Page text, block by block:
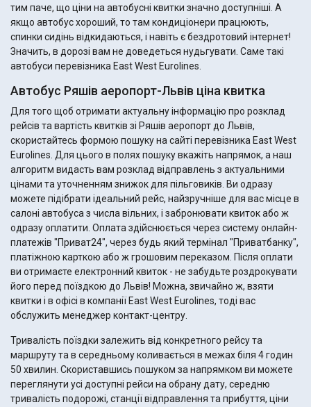
тим паче, що ціни на автобусні квитки значно доступніші. А
якщо автобус хороший, то там кондиціонери працюють,
спинки сидінь відкидаються, і навіть є бездротовий інтернет!
Значить, в дорозі вам не доведеться нудьгувати. Саме такі
автобуси перевізника East West Eurolines.
Автобус Ряшів аеропорт-Львів ціна квитка
Для того щоб отримати актуальну інформацію про розклад
рейсів та вартість квитків зі Ряшів аеропорт до Львів,
скористайтесь формою пошуку на сайті перевізника East West
Eurolines. Для цього в полях пошуку вкажіть напрямок, а наш
алгоритм видасть вам розклад відправлень з актуальними
цінами та уточненням знижок для пільговиків. Ви одразу
можете підібрати ідеальний рейс, найзручніше для вас місце в
салоні автобуса з числа вільних, і забронювати квиток або ж
одразу оплатити. Оплата здійснюється через систему онлайн-
платежів "Приват24", через будь який термінал "Приватбанку",
платіжною карткою або ж грошовим переказом. Після оплати
ви отримаєте електронний квиток - не забудьте роздрокувати
його перед поїздкою до Львів! Можна, звичайно ж, взяти
квитки і в офісі в компанії East West Eurolines, тоді вас
обслужить менеджер контакт-центру.
Тривалість поїздки залежить від конкретного рейсу та
маршруту та в середньому коливається в межах біля 4 годин
50 хвилин. Скориставшись пошуком за напрямком ви можете
переглянути усі доступні рейси на обрану дату, середню
тривалість подорожі, станції відправлення та прибуття, ціни